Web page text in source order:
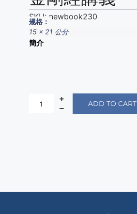
SKU: newbook230
规格：
15 x 21 公分
簡介
ADD TO CART